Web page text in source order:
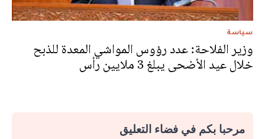
سياسة
وزير الفلاحة: عدد رؤوس المواشي المعدة للذبح
خلال عيد الأضحى يبلغ 3 ملايين رأس
مرحبا بكم في فضاء التعليق